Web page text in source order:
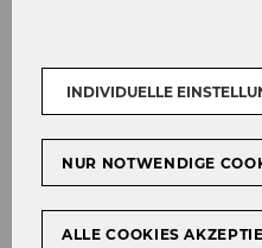
INDIVIDUELLE
NUR NOTWENDIGE
ALLE COOKIES